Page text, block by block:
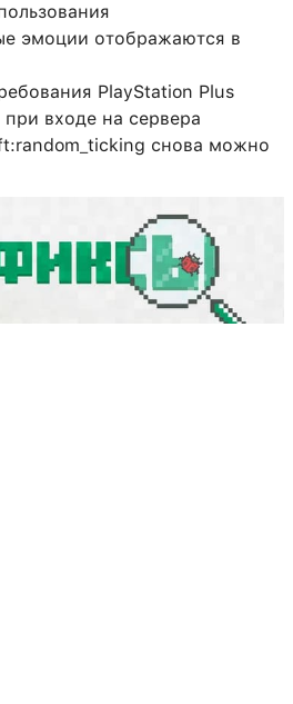
эмоции отображаются в
PlayStation Plus
при входе на сервера
снова можно